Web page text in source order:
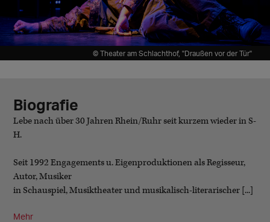
© Theater am Schlachthof, "Draußen vor der Tür"
Biografie
Lebe nach über 30 Jahren Rhein/Ruhr seit kurzem wieder in S-
H.
Seit 1992 Engagements u. Eigenproduktionen als Regisseur,
Autor, Musiker
in Schauspiel, Musiktheater und musikalisch-literarischer [...]
Mehr